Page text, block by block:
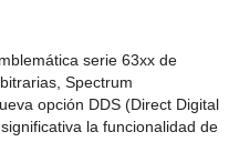
serie 63xx de
Spectrum
opción DDS (Direct Digital
la funcionalidad de